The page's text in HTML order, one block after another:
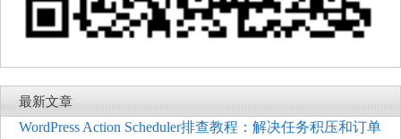
最新文章
WordPress Action Scheduler排查教程：解决任务积压和订单